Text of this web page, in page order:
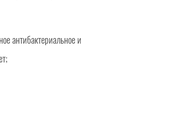
антибактериальное и